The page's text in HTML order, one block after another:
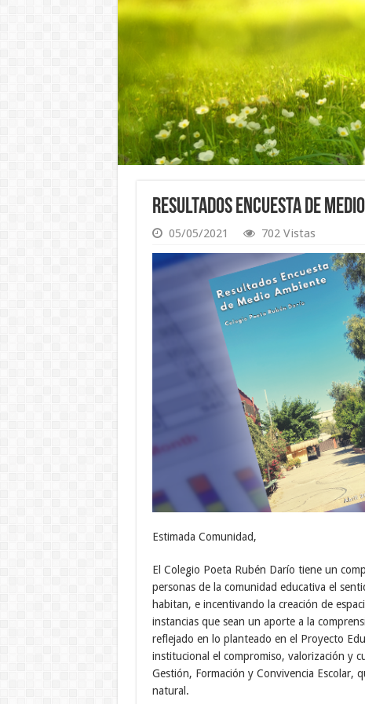
Resultados Encuesta de
05/05/2021 702 Vistas
Estimada Comunidad,
El Colegio Poeta Rubén Darío tiene un
personas de la comunidad educativa el
habitan, e incentivando la creación de
instancias que sean un aporte a la
reflejado en lo planteado en el Proyecto
institucional el compromiso, valorización y
Gestión, Formación y Convivencia Escolar,
natural.